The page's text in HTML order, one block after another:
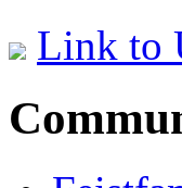
Link to